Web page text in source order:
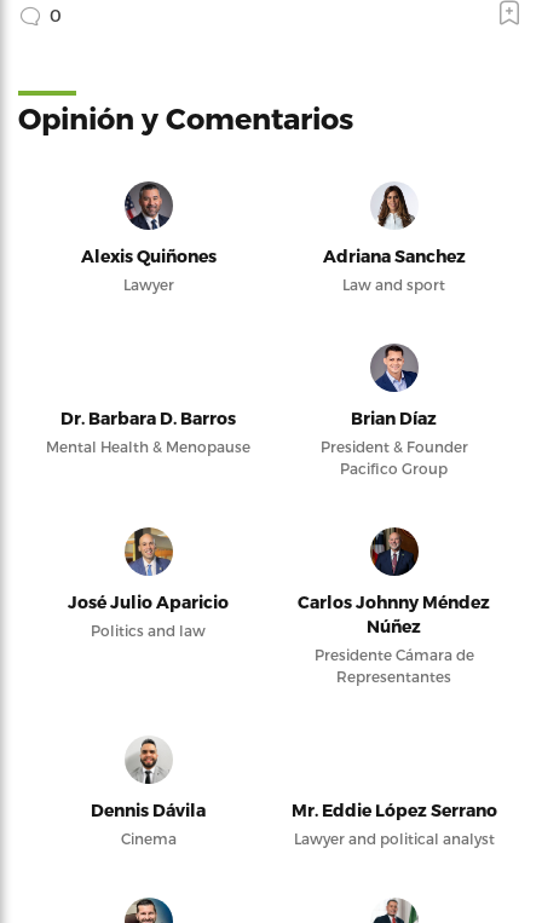
0
Opinión y Comentarios
Alexis Quiñones
Lawyer
Adriana Sanchez
Law and sport
Dr. Barbara D. Barros
Mental Health & Menopause
Brian Díaz
President & Founder
Pacifico Group
José Julio Aparicio
Politics and law
Carlos Johnny Méndez
Núñez
Presidente Cámara de
Representantes
Dennis Dávila
Cinema
Mr. Eddie López Serrano
Lawyer and political analyst